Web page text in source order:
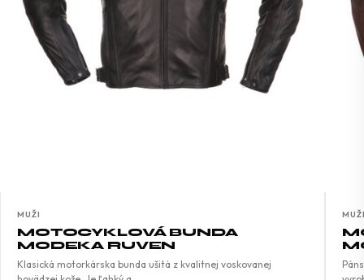
MUŽI
MOTOCYKLOVÁ BUNDA
MODEKA RUVEN
Klasická motorkárska bunda ušitá z kvalitnej voskovanej